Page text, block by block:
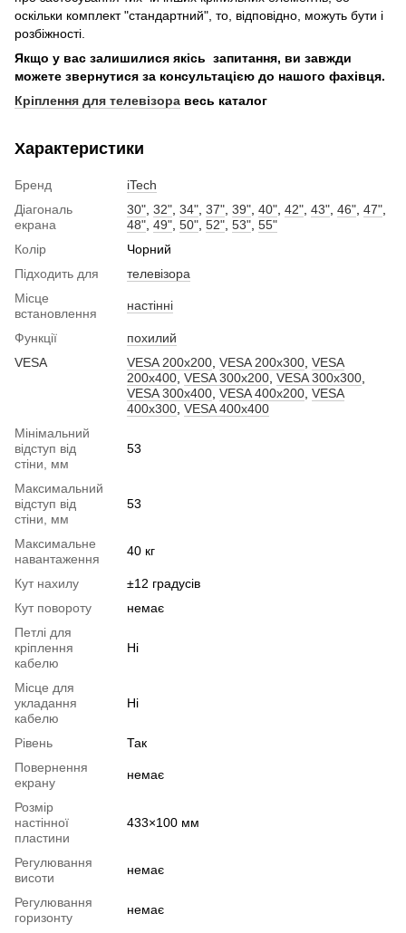
оскільки комплект "стандартний", то, відповідно, можуть бути і
розбіжності.
Якщо у вас залишилися якісь запитання, ви завжди
можете звернутися за консультацією до нашого фахівця.
Кріплення для телевізора весь каталог
Характеристики
Бренд
iTech
Діагональ
екрана
30" 32" 34" 37" 39" 40" 42" 43" 46" 47"
48" 49" 50" 52" 53" 55"
Колір
Чорний
Підходить для
телевізора
Місце
встановлення
настінні
Функції
похилий
VESA
VESA 200x200 VESA 200x300 VESA
200x400 VESA 300x200 VESA 300x300
VESA 300x400 VESA 400x200 VESA
400x300 VESA 400x400
Мінімальний
відступ від
стіни, мм
53
Максимальний
відступ від
стіни, мм
53
Максимальне
навантаження
40 кг
Кут нахилу
±12 градусів
Кут повороту
немає
Петлі для
кріплення
кабелю
Ні
Місце для
укладання
кабелю
Ні
Рівень
Так
Повернення
екрану
немає
Розмір
настінної
пластини
433×100 мм
Регулювання
висоти
немає
Регулювання
горизонту
немає